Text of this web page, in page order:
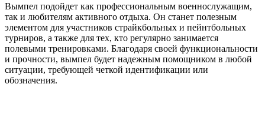
Вымпел подойдет как профессиональным военнослужащим,
так и любителям активного отдыха. Он станет полезным
элементом для участников страйкбольных и пейнтбольных
турниров, а также для тех, кто регулярно занимается
полевыми тренировками. Благодаря своей функциональности
и прочности, вымпел будет надежным помощником в любой
ситуации, требующей четкой идентификации или
обозначения.